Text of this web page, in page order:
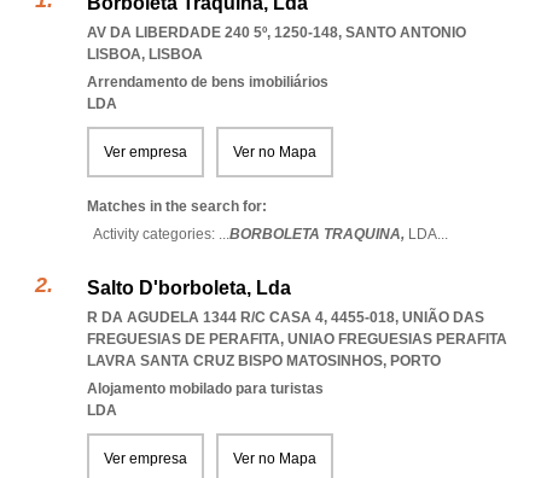
AV DA LIBERDADE 240 5º, 1250-148, SANTO ANTONIO
LISBOA, LISBOA
Arrendamento de bens imobiliários
LDA
Ver empresa Ver no Mapa
Matches in the search for:
Activity categories: ...BORBOLETA TRAQUINA, LDA...
Salto D'borboleta, Lda
R DA AGUDELA 1344 R/C CASA 4, 4455-018, UNIÃO DAS
FREGUESIAS DE PERAFITA, UNIAO FREGUESIAS PERAFITA
LAVRA SANTA CRUZ BISPO MATOSINHOS, PORTO
Alojamento mobilado para turistas
LDA
Ver empresa Ver no Mapa